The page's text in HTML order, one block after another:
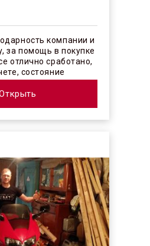
компании и
за помощь в покупке
отлично сработано,
состояние